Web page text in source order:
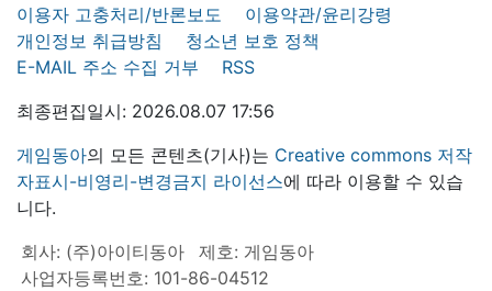
이용자 고충처리/반론보도
이용약관/윤리강령
개인정보 취급방침
청소년 보호 정책
E-MAIL 주소 수집 거부
RSS
최종편집일시: 2026.08.07 17:56
게임동아의 모든 콘텐츠(기사)는 Creative commons 저작
자표시-비영리-변경금지 라이선스에 따라 이용할 수 있습
니다.
회사: (주)아이티동아
제호: 게임동아
사업자등록번호: 101-86-04512